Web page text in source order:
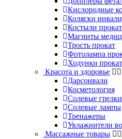
Кислородные
Коляски
Костыли прокат
Магниты
Трость прокат
Фотолампа
Ходунки прокат
Красота и здоровье
Дарсонвали
Косметология
Солевые грелки
Солевые лампы
Тренажеры
Увлажнители
Массажные товары